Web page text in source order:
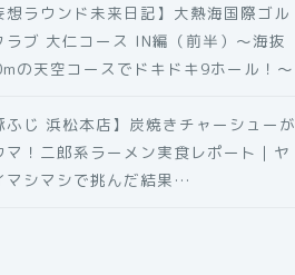
想ラウンド未来日記】大熱海国際ゴル
ラブ 大仁コース IN編（前半）〜海抜
の天空コースでドキドキ9ホール！〜
ふじ 浜松本店】炭焼きチャーシューが
マ！二郎系ラーメン実食レポート｜ヤ
マシマシで挑んだ結果…